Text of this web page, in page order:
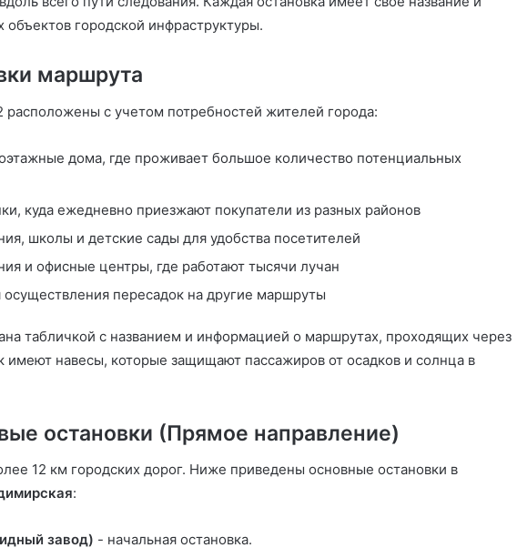
городской инфраструктуры.
маршрута
с учетом потребностей жителей города:
дома, где проживает большое количество потенциальных
куда ежедневно приезжают покупатели из разных районов
школы и детские сады для удобства посетителей
и офисные центры, где работают тысячи лучан
пересадок на другие маршруты
табличкой с названием и информацией о маршрутах, проходящих через
имеют навесы, которые защищают пассажиров от осадков и солнца в
остановки (Прямое направление)
12 км городских дорог. Ниже приведены основные остановки в
:
завод) - начальная остановка.